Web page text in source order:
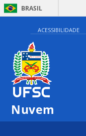
BRASIL
ACESSIBILIDADE
Nuvem